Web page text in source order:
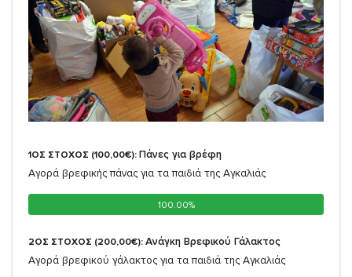
1ΟΣ ΣΤΟΧΟΣ (100,00€): Πάνες για βρέφη
Αγορά βρεφικής πάνας για τα παιδιά της Αγκαλιάς
100.00%
100.00%
2ΟΣ ΣΤΟΧΟΣ (200,00€): Ανάγκη Βρεφικού Γάλακτος
Αγορά βρεφικού γάλακτος για τα παιδιά της Αγκαλιάς